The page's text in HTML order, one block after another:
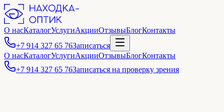
О насКаталогУслугиАкцииОтзывыБлогКонтакты
+7 914 327 65 76Записаться
О насКаталогУслугиАкцииОтзывыБлогКонтакты
+7 914 327 65 76Записаться на проверку зрения